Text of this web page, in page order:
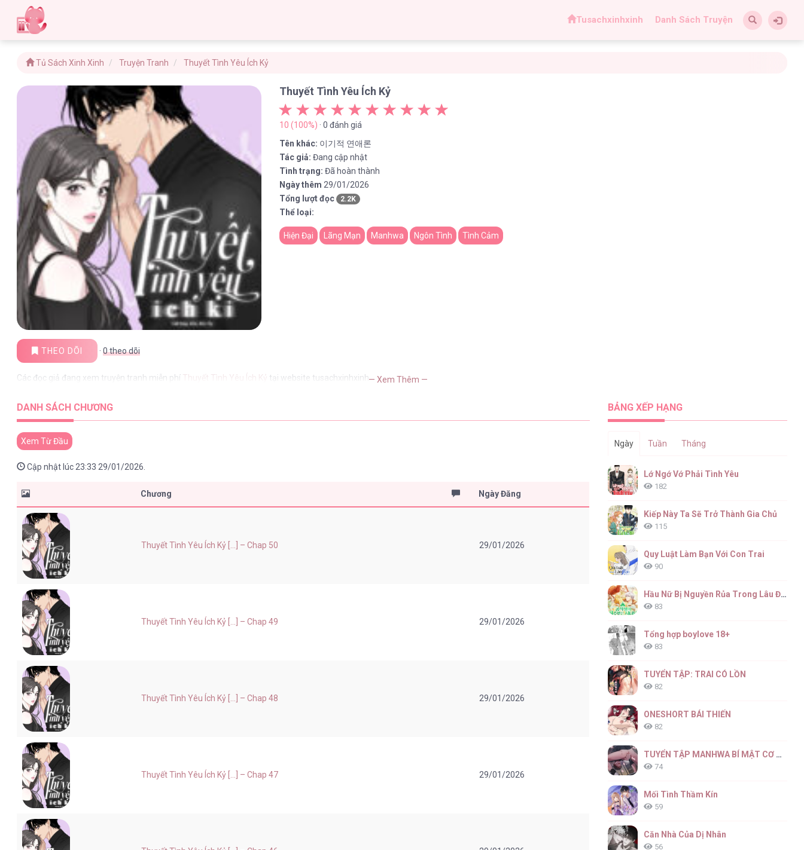
Tusachxinhxinh Danh Sách Truyện
Tủ Sách Xinh Xinh Truyện Tranh Thuyết Tình Yêu Ích Kỷ
Thuyết Tình Yêu Ích Kỷ
10 (100%) · 0 đánh giá
Tên khác: 이기적 연애론
Tác giả: Đang cập nhật
Tình trạng: Đã hoàn thành
Ngày thêm 29/01/2026
Tổng lượt đọc
2.2K
Thể loại:
Hiện Đại Lãng Mạn Manhwa Ngôn Tình Tình Cảm
THEO DÕI ·0theo dõi
Các đọc giả đang xem truyện tranh miễn phí Thuyết Tình Yêu Ích Kỷ tại website tusachxinhxinh— Xem Thêm —
DANH SÁCH CHƯƠNG
Xem Từ Đầu
Cập nhật lúc 23:33 29/01/2026.
Chương Ngày Đăng
Thuyết Tình Yêu Ích Kỷ [...] – Chap 50 29/01/2026
Thuyết Tình Yêu Ích Kỷ [...] – Chap 49 29/01/2026
Thuyết Tình Yêu Ích Kỷ [...] – Chap 48 29/01/2026
Thuyết Tình Yêu Ích Kỷ [...] – Chap 47 29/01/2026
BẢNG XẾP HẠNG
Ngày Tuần Tháng
Lớ Ngớ Vớ Phải Tình Yêu
182
Kiếp Này Ta Sẽ Trở Thành Gia Chủ
115
Quy Luật Làm Bạn Với Con Trai
90
Hầu Nữ Bị Nguyền Rủa Trong Lâu Đài Của Công Tước
83
Tổng hợp boylove 18+
83
TUYỂN TẬP: TRAI CÓ LỒN
82
ONESHORT BÁI THIẾN
82
TUYỂN TẬP MANHWA BÍ MẬT CƠ THỂ
74
Mối Tình Thầm Kín
59
Căn Nhà Của Dị Nhân
56